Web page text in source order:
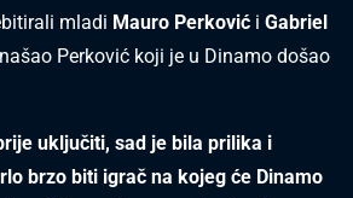
mladi Mauro Perković i Gabriel
Perković koji je u Dinamo došao
uključiti, sad je bila prilika i
brzo biti igrač na kojeg će Dinamo